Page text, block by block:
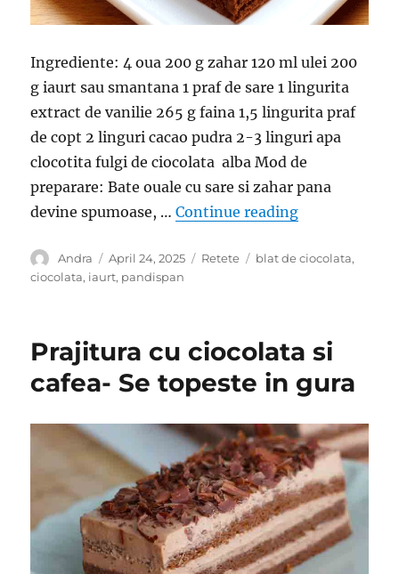
Ingrediente: 4 oua 200 g zahar 120 ml ulei 200
g iaurt sau smantana 1 praf de sare 1 lingurita
extract de vanilie 265 g faina 1,5 lingurita praf
de copt 2 linguri cacao pudra 2-3 linguri apa
clocotita fulgi de ciocolata alba Mod de
preparare: Bate ouale cu sare si zahar pana
devine spumoase, …Continue reading“Pandispan
Author
Andra
Posted
on
April 24, 2025 Categories
Retete Tags
blat de ciocolata,
ciocolata, iaurt, pandispan
Prajitura cu ciocolata si
cafea- Se topeste in gura